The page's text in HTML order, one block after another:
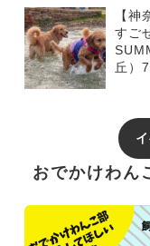
【
すご
丘）
おでかけわん